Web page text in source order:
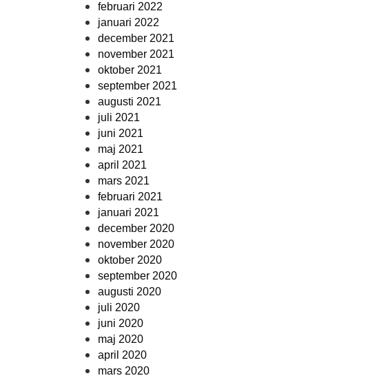
februari 2022
januari 2022
december 2021
november 2021
oktober 2021
september 2021
augusti 2021
juli 2021
juni 2021
maj 2021
april 2021
mars 2021
februari 2021
januari 2021
december 2020
november 2020
oktober 2020
september 2020
augusti 2020
juli 2020
juni 2020
maj 2020
april 2020
mars 2020